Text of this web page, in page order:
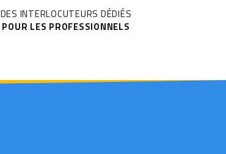
DES INTERLOCUTEURS DÉDIÉS
POUR LES PROFESSIONNELS